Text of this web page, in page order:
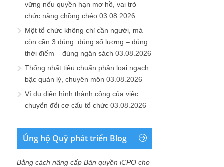
vững nếu quyền hạn mơ hồ, vai trò
chức năng chồng chéo 03.08.2026
Một tổ chức không chỉ cần người, mà
còn cần 3 đúng: đúng số lượng – đúng
thời điểm – đúng ngân sách 03.08.2026
Thống nhất tiêu chuẩn phân loại ngạch
bậc quản lý, chuyên môn 03.08.2026
Ví dụ điển hình thành công của việc
chuyển đổi cơ cấu tổ chức 03.08.2026
Ủng hộ Quỹ phát triển Blog
Bằng cách nâng cấp Bản quyền iCPO cho